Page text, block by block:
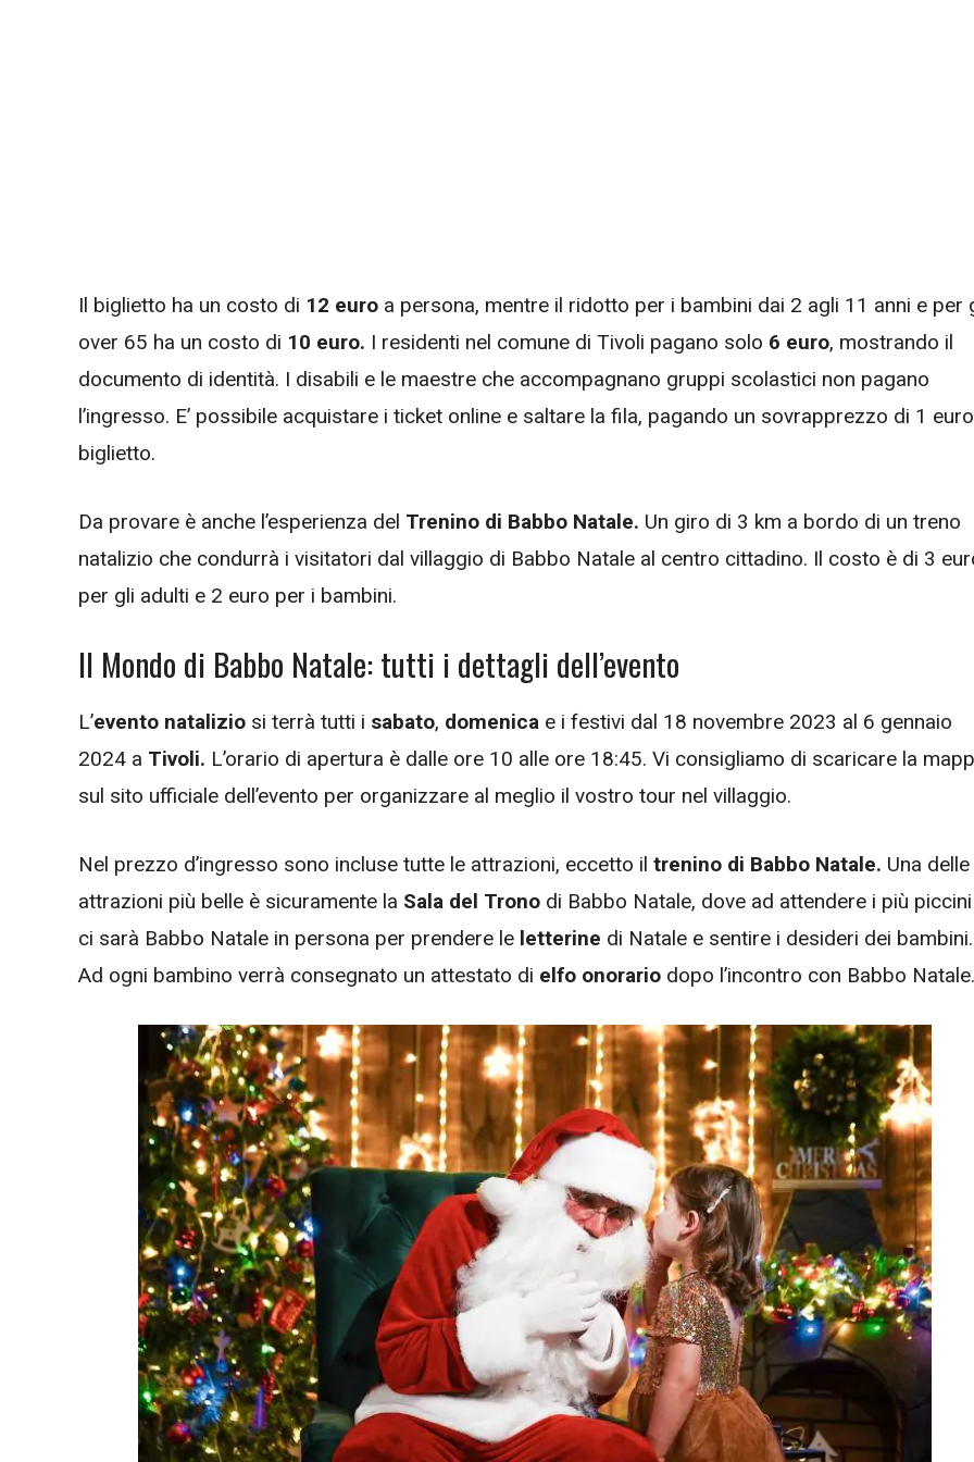
Il biglietto ha un costo di 12 euro a persona, mentre il ridotto per i bambini dai 2 agli 11 anni e per
over 65 ha un costo di 10 euro. I residenti nel comune di Tivoli pagano solo 6 euro, mostrando il
documento di identità. I disabili e le maestre che accompagnano gruppi scolastici non pagano
l’ingresso. E’ possibile acquistare i ticket online e saltare la fila, pagando un sovrapprezzo di 1
biglietto.
Da provare è anche l’esperienza del Trenino di Babbo Natale. Un giro di 3 km a bordo di un treno
natalizio che condurrà i visitatori dal villaggio di Babbo Natale al centro cittadino. Il costo è di 3
per gli adulti e 2 euro per i bambini.
Il Mondo di Babbo Natale: tutti i dettagli dell’evento
L’evento natalizio si terrà tutti i sabato, domenica e i festivi dal 18 novembre 2023 al 6 gennaio
2024 a Tivoli. L’orario di apertura è dalle ore 10 alle ore 18:45. Vi consigliamo di scaricare la
sul sito ufficiale dell’evento per organizzare al meglio il vostro tour nel villaggio.
Nel prezzo d’ingresso sono incluse tutte le attrazioni, eccetto il trenino di Babbo Natale. Una delle
attrazioni più belle è sicuramente la Sala del Trono di Babbo Natale, dove ad attendere i più piccini
ci sarà Babbo Natale in persona per prendere le letterine di Natale e sentire i desideri dei bambini.
Ad ogni bambino verrà consegnato un attestato di elfo onorario dopo l’incontro con Babbo Natale.